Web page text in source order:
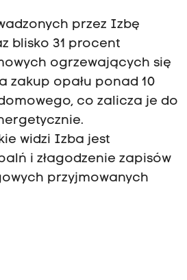
przez Izbę
blisko 31 procent
ogrzewających się
zakup opału ponad 10
co zalicza je do
widzi Izba jest
i złagodzenie zapisów
przyjmowanych